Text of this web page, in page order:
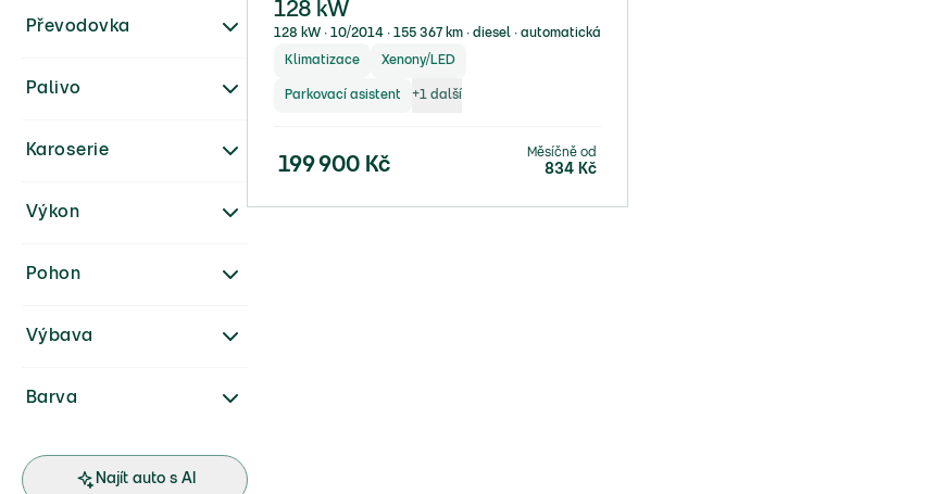
Karoserie
Palivo
Převodovka
Pohon
Barva
Výbava
Výkon
Najít auto s AI
128 kW
128 kW ∙ 10/2014 ∙ 155 367 km ∙ diesel ∙ automatická
Klimatizace Xenony/LED
Parkovací asistent +1 další
199 900 Kč
Měsíčně od
834 Kč